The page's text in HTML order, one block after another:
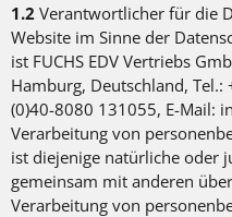
1.2 Verantwortlicher für die
Website im Sinne der
ist FUCHS EDV Vertriebs
Hamburg, Deutschland,
(0)40-8080 131055, E-Mail:
Verarbeitung von
ist diejenige natürliche oder
gemeinsam mit anderen
Verarbeitung von